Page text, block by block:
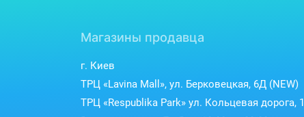
Магазины продавца
г. Киев
ТРЦ «Lavina Mall», ул. Берковецкая, 6Д (NEW)
ТРЦ «Respublika Park» ул. Кольцевая дорога, 1